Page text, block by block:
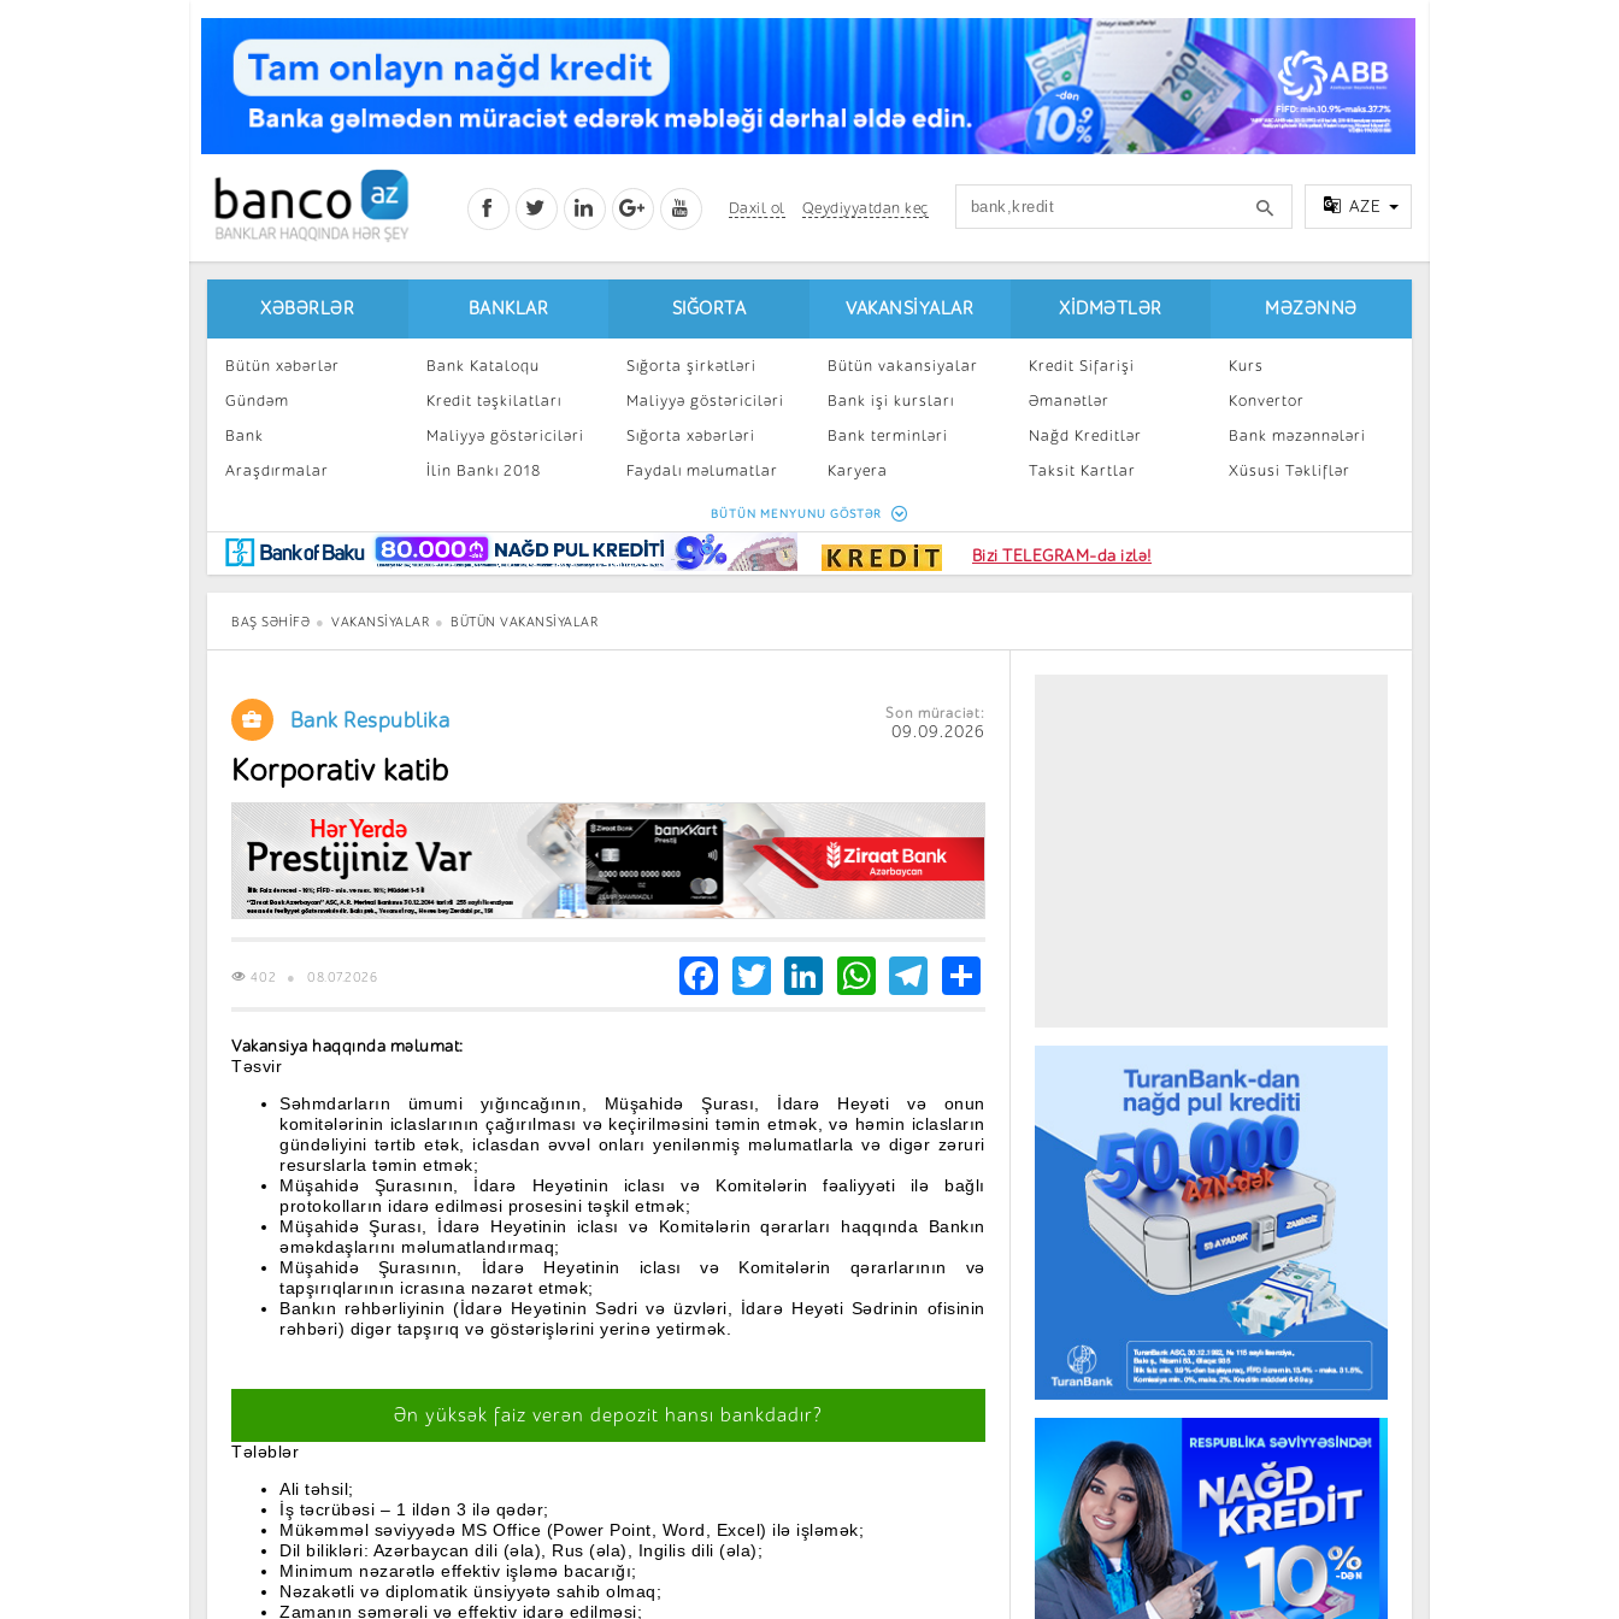
Daxil ol Qeydiyyatdan keç AZE
XƏBƏRLƏR
Bütün xəbərlər
Gündəm
Bank
Araşdırmalar
Maraqlı
BancoTV
Müsahibə
BANKLAR
Bank Kataloqu
Kredit təşkilatları
Maliyyə göstəriciləri
İlin Bankı 2018
SIĞORTA
Sığorta şirkətləri
Maliyyə göstəriciləri
Sığorta xəbərləri
Faydalı məlumatlar
Sığorta kalkulyatoru
VAKANSIYALAR
Bütün vakansiyalar
Bank işi kursları
Bank terminləri
Karyera
Peşakar inkişaf
XIDMƏTLƏR
Kredit Sifarişi
Əmanətlər
Nağd Kreditlər
Taksit Kartlar
Kart sifarişi
MƏZƏNNƏ
Kurs
Konvertor
Bank məzənnələri
Xüsusi Təkliflər
BÜTÜN MENYUNU GÖSTƏR
Bizi TELEGRAM-da izlə!
BAŞ SƏHIFƏ VAKANSIYALAR BÜTÜN VAKANSIYALAR
Bank Respublika Son müraciət:
09.09.2026
Korporativ katib
402 08.07.2026 Facebook
TwitterLinkedIn
WhatsApp
Telegram
Share
Vakansiya haqqında məlumat:
Təsvir
Səhmdarların ümumi yığıncağının, Müşahidə Şurası, İdarə Heyəti və onun
komitələrinin iclaslarının çağırılması və keçirilməsini təmin etmək, və həmin iclasların
gündəliyini tərtib etək, iclasdan əvvəl onları yenilənmiş məlumatlarla və digər zəruri
resurslarla təmin etmək;
Müşahidə Şurasının, İdarə Heyətinin iclası və Komitələrin fəaliyyəti ilə bağlı
protokolların idarə edilməsi prosesini təşkil etmək;
Müşahidə Şurası, İdarə Heyətinin iclası və Komitələrin qərarları haqqında Bankın
əməkdaşlarını məlumatlandırmaq;
Müşahidə Şurasının, İdarə Heyətinin iclası və Komitələrin qərarlarının və
tapşırıqlarının icrasına nəzarət etmək;
Bankın rəhbərliyinin (İdarə Heyətinin Sədri və üzvləri, İdarə Heyəti Sədrinin ofisinin
rəhbəri) digər tapşırıq və göstərişlərini yerinə yetirmək.
Ən yüksək faiz verən depozit hansı bankdadır?
Tələblər
Ali təhsil;
İş təcrübəsi – 1 ildən 3 ilə qədər;
Mükəmməl səviyyədə MS Office (Power Point, Word, Excel) ilə işləmək;
Dil bilikləri: Azərbaycan dili (əla), Rus (əla), Ingilis dili (əla);
Minimum nəzarətlə effektiv işləmə bacarığı;
Nəzakətli və diplomatik ünsiyyətə sahib olmaq;
Zamanın səmərəli və effektiv idarə edilməsi;